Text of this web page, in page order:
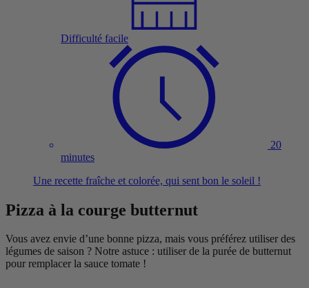
Difficulté facile
20
minutes
Une recette fraîche et colorée, qui sent bon le soleil !
Pizza à la courge butternut
Vous avez envie d’une bonne pizza, mais vous préférez utiliser des
légumes de saison ? Notre astuce : utiliser de la purée de butternut
pour remplacer la sauce tomate !